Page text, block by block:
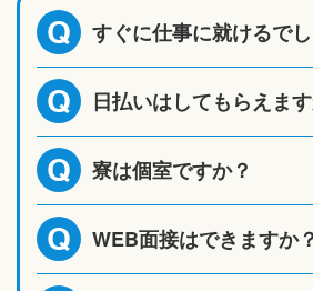
Q すぐに仕事に就けるで
Q 日払いはしてもらえま
Q 寮は個室ですか？
Q WEB面接はできますか？